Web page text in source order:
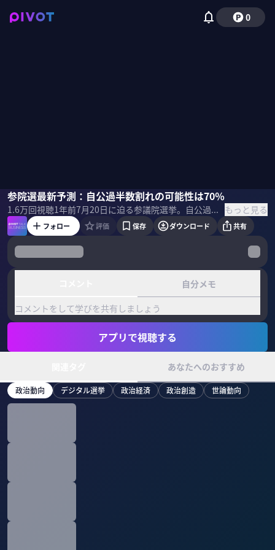
0
参院選最新予測：自公過半数割れの可能性は70％
1.6万回視聴1年前 7月20日に迫る参議院選挙。自公過半数割れの可能性は高いのか？なぜ自公は衰退し、参政が躍進しているのか？選挙ドットコムの鈴木邦和編集長に、最新データから見える選挙予測と、選挙後の動きを展望してもらった。 もっと見る
鈴木邦和佐々木紀彦
フォロー 評価 保存 ダウンロード 共有
自分メモ
コメントをして学びを共有しましょう
アプリで視聴する
あなたへのおすすめ
政治動向 デジタル選挙 政治経済 政治創造 世論動向